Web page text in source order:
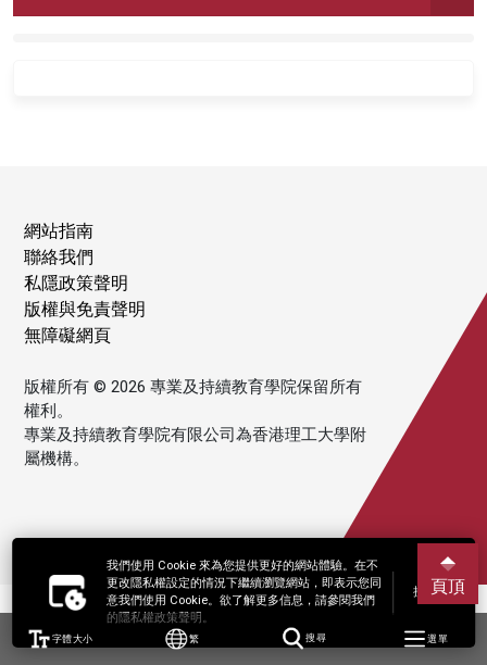
我們使用 Cookie 來為您提供更好的網站體驗。在不
更改隱私權設定的情況下繼續瀏覽網站，即表示您同
意我們使用 Cookie。欲了解更多信息，請參閱我們
的隱私權政策聲明。
接受
字體大小 繁 搜尋 選單
網站指南
聯絡我們
私隱政策聲明
版權與免責聲明
無障礙網頁
版權所有 © 2026 專業及持續教育學院保留所有
權利。
專業及持續教育學院有限公司為香港理工大學附
屬機構。
頁頂